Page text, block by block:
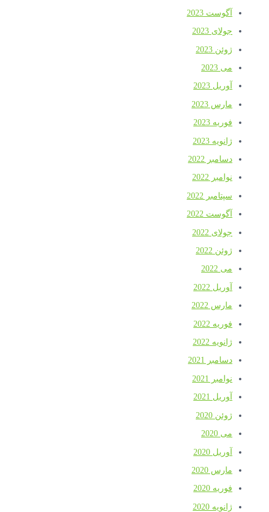
آگوست 2023
جولای 2023
ژوئن 2023
می 2023
آوریل 2023
مارس 2023
فوریه 2023
ژانویه 2023
دسامبر 2022
نوامبر 2022
سپتامبر 2022
آگوست 2022
جولای 2022
ژوئن 2022
می 2022
آوریل 2022
مارس 2022
فوریه 2022
ژانویه 2022
دسامبر 2021
نوامبر 2021
آوریل 2021
ژوئن 2020
می 2020
آوریل 2020
مارس 2020
فوریه 2020
ژانویه 2020